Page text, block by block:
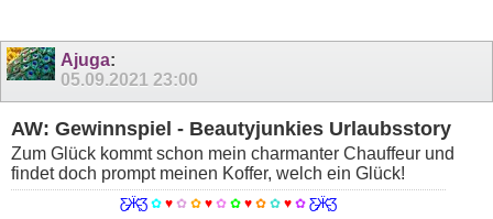
Ajuga:
05.09.2021 23:00
AW: Gewinnspiel - Beautyjunkies Urlaubsstory
Zum Glück kommt schon mein charmanter Chauffeur und
findet doch prompt meinen Koffer, welch ein Glück!
Ƹ̵̡Ӝ̵̨̄Ʒ ✿♥✿ ✿ ♥✿✿♥✿✿♥✿Ƹ̵̡Ӝ̵̨̄Ʒ